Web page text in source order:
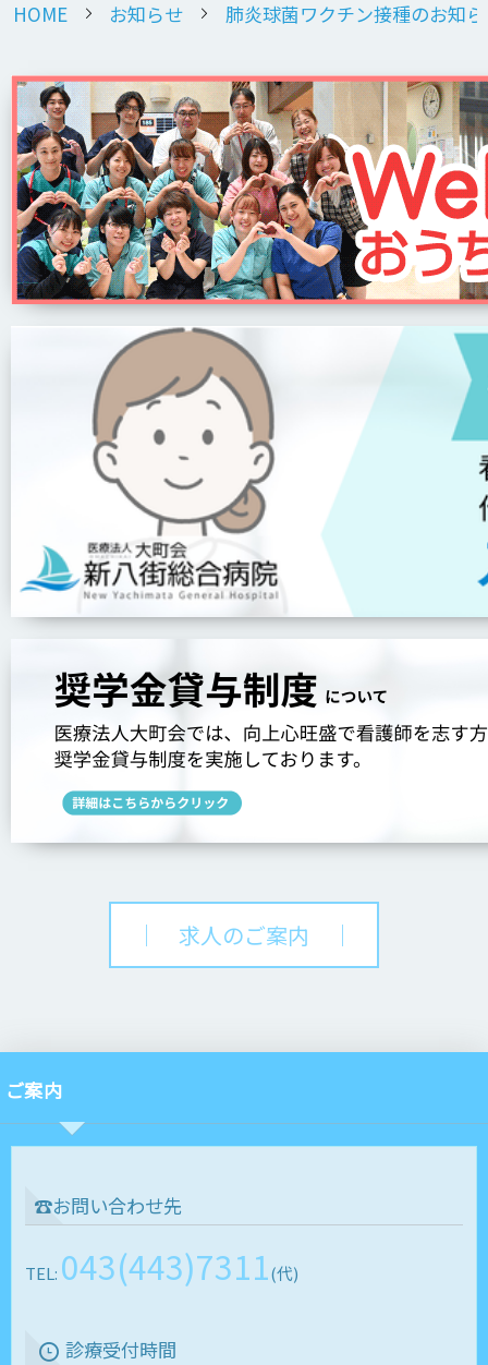
HOME お知らせ 肺炎球菌ワクチン接種のお知
｜ 求人のご案内 ｜
ご案内
☎お問い合わせ先
TEL: 043(443)7311(代)
診療受付時間